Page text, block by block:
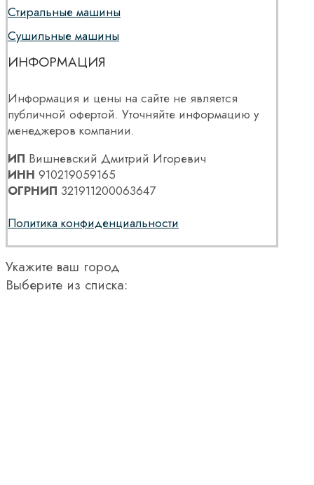
Стиральные машины
Сушильные машины
ИНФОРМАЦИЯ
Информация и цены на сайте не является
публичной офертой. Уточняйте информацию у
менеджеров компании.
ИП Вишневский Дмитрий Игоревич
ИНН 910219059165
ОГРНИП 321911200063647
Политика конфиденциальности
Укажите ваш город
Выберите из списка: